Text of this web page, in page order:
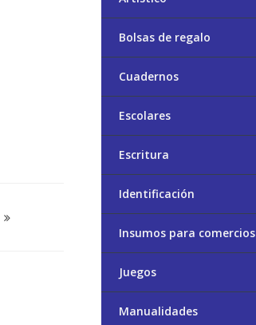
Bolsas de regalo
Cuadernos
Escolares
Escritura
Identificación
Insumos para comercios
Juegos
Manualidades